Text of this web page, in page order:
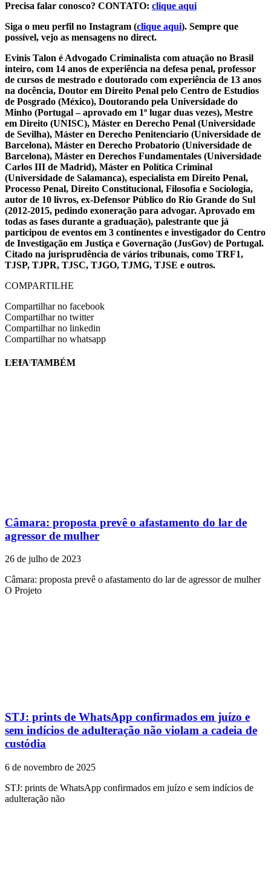
Precisa falar conosco? CONTATO: clique aqui
Siga o meu perfil no Instagram (clique aqui). Sempre que
possível, vejo as mensagens no direct.
Evinis Talon é Advogado Criminalista com atuação no Brasil
inteiro, com 14 anos de experiência na defesa penal, professor
de cursos de mestrado e doutorado com experiência de 13 anos
na docência, Doutor em Direito Penal pelo Centro de Estudios
de Posgrado (México), Doutorando pela Universidade do
Minho (Portugal – aprovado em 1º lugar duas vezes), Mestre
em Direito (UNISC), Máster en Derecho Penal (Universidade
de Sevilha), Máster en Derecho Penitenciario (Universidade de
Barcelona), Máster en Derecho Probatorio (Universidade de
Barcelona), Máster en Derechos Fundamentales (Universidade
Carlos III de Madrid), Máster en Política Criminal
(Universidade de Salamanca), especialista em Direito Penal,
Processo Penal, Direito Constitucional, Filosofia e Sociologia,
autor de 10 livros, ex-Defensor Público do Rio Grande do Sul
(2012-2015, pedindo exoneração para advogar. Aprovado em
todas as fases durante a graduação), palestrante que já
participou de eventos em 3 continentes e investigador do Centro
de Investigação em Justiça e Governação (JusGov) de Portugal.
Citado na jurisprudência de vários tribunais, como TRF1,
TJSP, TJPR, TJSC, TJGO, TJMG, TJSE e outros.
COMPARTILHE
Compartilhar no facebook
Compartilhar no twitter
Compartilhar no linkedin
Compartilhar no whatsapp
EVINIS TALON
LEIA TAMBÉM
Câmara: proposta prevê o afastamento do lar de
agressor de mulher
26 de julho de 2023
Câmara: proposta prevê o afastamento do lar de agressor de mulher
O Projeto
STJ: prints de WhatsApp confirmados em juízo e
sem indícios de adulteração não violam a cadeia de
custódia
6 de novembro de 2025
STJ: prints de WhatsApp confirmados em juízo e sem indícios de
adulteração não